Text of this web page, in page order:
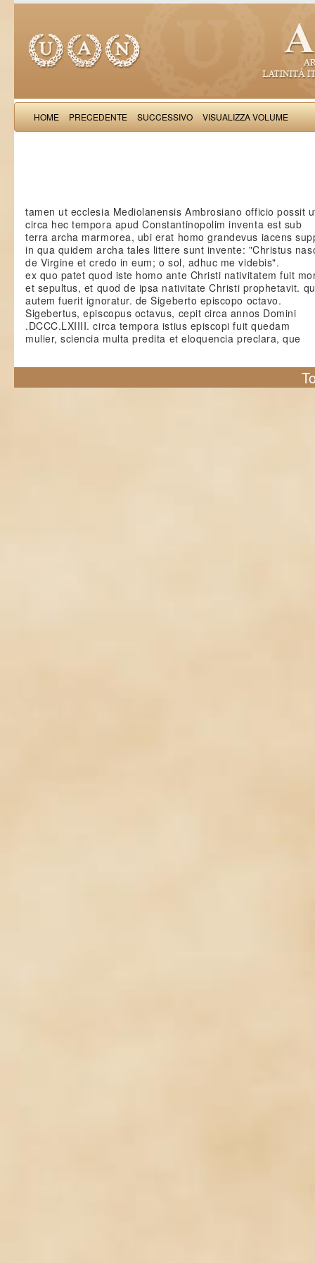
HOME PRECEDENTE SUCCESSIVO VISUALIZZA VOLUME
tamen ut ecclesia Mediolanensis Ambrosiano officio possit
circa hec tempora apud Constantinopolim inventa est sub
terra archa marmorea, ubi erat homo grandevus iacens
in qua quidem archa tales littere sunt invente: "Christus
de Virgine et credo in eum; o sol, adhuc me videbis".
ex quo patet quod iste homo ante Christi nativitatem fuit
et sepultus, et quod de ipsa nativitate Christi prophetavit.
autem fuerit ignoratur. de Sigeberto episcopo octavo.
Sigebertus, episcopus octavus, cepit circa annos Domini
.DCCC.LXIIII. circa tempora istius episcopi fuit quedam
mulier, sciencia multa predita et eloquencia preclara, que